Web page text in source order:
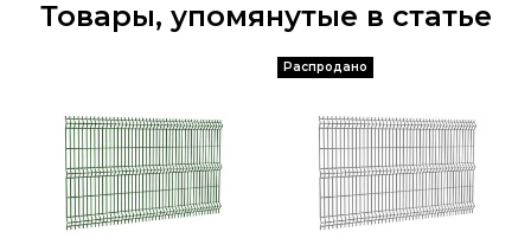
Товары, упомянутые в статье
Распродано